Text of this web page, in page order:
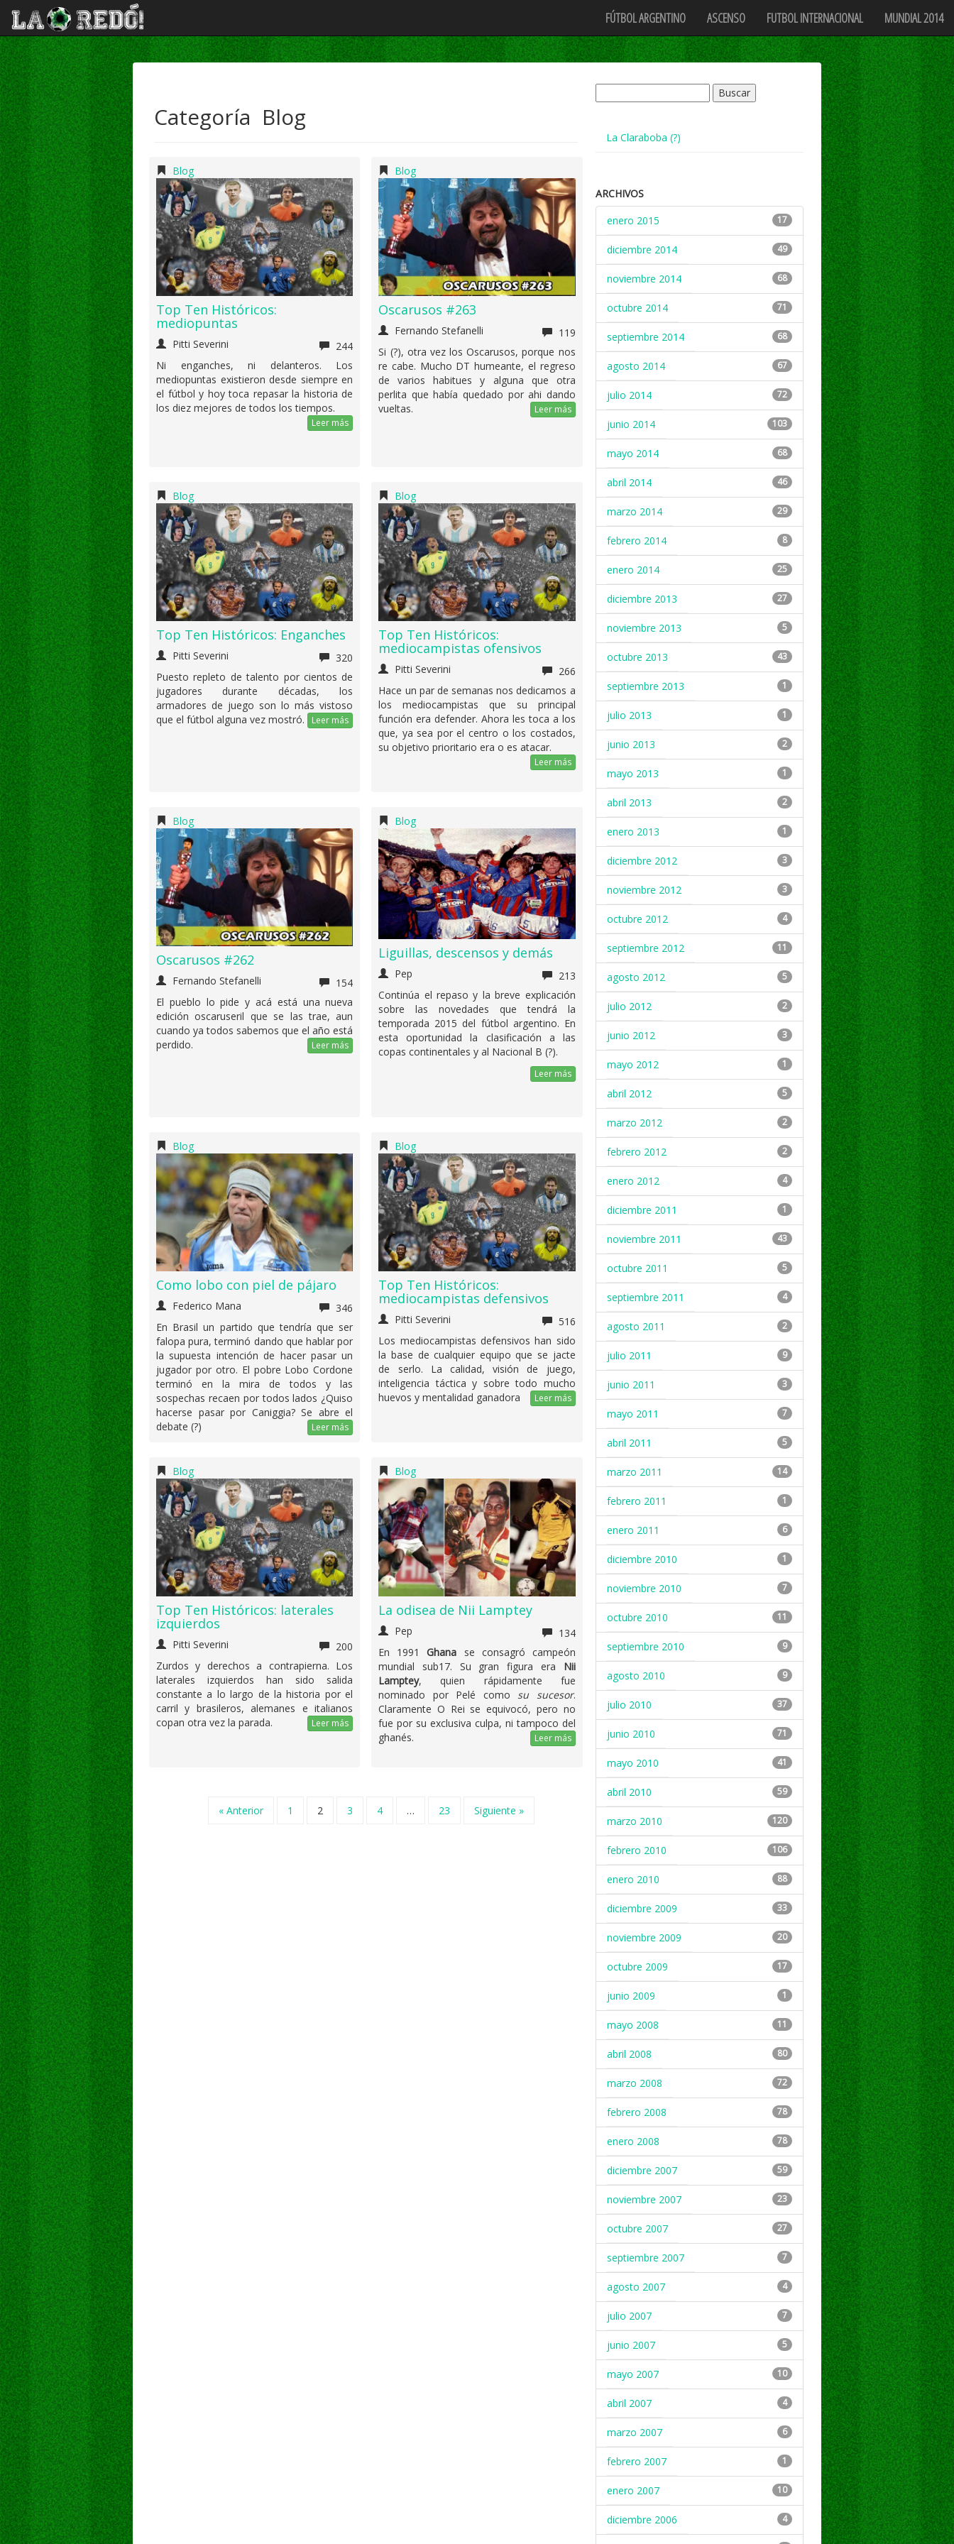
FÚTBOL ARGENTINO ASCENSO FUTBOL INTERNACIONAL MUNDIAL 2014
Categoría Blog
Blog
Top Ten Históricos:
mediopuntas
Pitti Severini
244
Ni enganches, ni delanteros. Los
mediopuntas existieron desde siempre en
el fútbol y hoy toca repasar la historia de
los diez mejores de todos los tiempos.
Leer más
Blog
Oscarusos #263
Fernando Stefanelli
119
Si (?), otra vez los Oscarusos, porque nos
re cabe. Mucho DT humeante, el regreso
de varios habitues y alguna que otra
perlita que había quedado por ahi dando
vueltas.
Leer más
Blog
Top Ten Históricos: Enganches
Pitti Severini
320
Puesto repleto de talento por cientos de
jugadores durante décadas, los
armadores de juego son lo más vistoso
que el fútbol alguna vez mostró.
Leer más
Blog
Top Ten Históricos:
mediocampistas ofensivos
Pitti Severini
266
Hace un par de semanas nos dedicamos a
los mediocampistas que su principal
función era defender. Ahora les toca a los
que, ya sea por el centro o los costados,
su objetivo prioritario era o es atacar.
Leer más
Blog
Oscarusos #262
Fernando Stefanelli
154
El pueblo lo pide y acá está una nueva
edición oscaruseril que se las trae, aun
cuando ya todos sabemos que el año está
perdido.
Leer más
Blog
Liguillas, descensos y demás
Pep
213
Continúa el repaso y la breve explicación
sobre las novedades que tendrá la
temporada 2015 del fútbol argentino. En
esta oportunidad la clasificación a las
copas continentales y al Nacional B (?).
Leer más
Blog
Como lobo con piel de pájaro
Federico Mana
346
En Brasil un partido que tendría que ser
falopa pura, terminó dando que hablar por
la supuesta intención de hacer pasar un
jugador por otro. El pobre Lobo Cordone
terminó en la mira de todos y las
sospechas recaen por todos lados ¿Quiso
hacerse pasar por Caniggia? Se abre el
debate (?)
Leer más
Blog
Top Ten Históricos:
mediocampistas defensivos
Pitti Severini
516
Los mediocampistas defensivos han sido
la base de cualquier equipo que se jacte
de serlo. La calidad, visión de juego,
inteligencia táctica y sobre todo mucho
huevos y mentalidad ganadora
Leer más
Blog
Top Ten Históricos: laterales
izquierdos
Pitti Severini
200
Zurdos y derechos a contrapierna. Los
laterales izquierdos han sido salida
constante a lo largo de la historia por el
carril y brasileros, alemanes e italianos
copan otra vez la parada.
Leer más
Blog
La odisea de Nii Lamptey
Pep
134
En 1991Ghana se consagró campeón
mundial sub17. Su gran figura era Nii
Lamptey, quien rápidamente fue
nominado por Pelé como su sucesor.
Claramente O Rei se equivocó, pero no
fue por su exclusiva culpa, ni tampoco del
ghanés.
Leer más
« Anterior 1 2 3 4 … 23 Siguiente »
La Claraboba (?)
ARCHIVOS
enero 2015
17
diciembre 2014 49
noviembre 2014 68
octubre 2014 71
septiembre 2014 68
agosto 2014 67
julio 2014 72
junio 2014 103
mayo 2014 68
abril 2014 46
marzo 2014 29
febrero 2014 8
enero 2014 25
diciembre 2013 27
noviembre 2013 5
octubre 2013 43
septiembre 2013 1
julio 2013 1
junio 2013 2
mayo 2013 1
abril 2013 2
enero 2013 1
diciembre 2012 3
noviembre 2012 3
octubre 2012 4
septiembre 2012 11
agosto 2012 5
julio 2012 2
junio 2012 3
mayo 2012 1
abril 2012 5
marzo 2012 2
febrero 2012 2
enero 2012 4
diciembre 2011 1
noviembre 2011 43
octubre 2011 5
septiembre 2011 4
agosto 2011 2
julio 2011 9
junio 2011 3
mayo 2011 7
abril 2011 5
marzo 2011 14
febrero 2011 1
enero 2011 6
diciembre 2010 1
noviembre 2010 7
octubre 2010 11
septiembre 2010 9
agosto 2010 9
julio 2010 37
junio 2010 71
mayo 2010 41
abril 2010 59
marzo 2010 120
febrero 2010 106
enero 2010 88
diciembre 2009 33
noviembre 2009 20
octubre 2009 17
junio 2009 1
mayo 2008 11
abril 2008 80
marzo 2008 72
febrero 2008 78
enero 2008 78
diciembre 2007 59
noviembre 2007 23
octubre 2007 27
septiembre 2007 7
agosto 2007 4
julio 2007 7
junio 2007 5
mayo 2007 10
abril 2007 4
marzo 2007 6
febrero 2007 1
enero 2007 10
diciembre 2006 4